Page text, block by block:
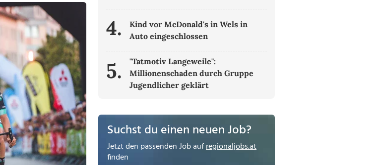
4.
Kind vor McDonald's in Wels in
Auto eingeschlossen
5.
"Tatmotiv Langeweile":
Millionenschaden durch Gruppe
Jugendlicher geklärt
Suchst du einen neuen Job?
Jetzt den passenden Job aufregionaljobs.at
finden